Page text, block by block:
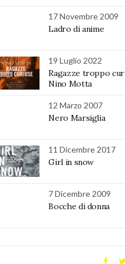
17 Novembre 2009
Ladro di anime
19 Luglio 2022
Ragazze troppo
Nino Motta
12 Marzo 2007
Nero Marsiglia
11 Dicembre 2017
Girl in snow
7 Dicembre 2009
Bocche di donna